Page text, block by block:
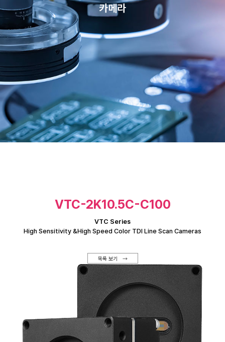
카메라
VTC-2K10.5C-C100
VTC Series
High Sensitivity &High Speed Color TDI Line Scan Cameras
목록 보기